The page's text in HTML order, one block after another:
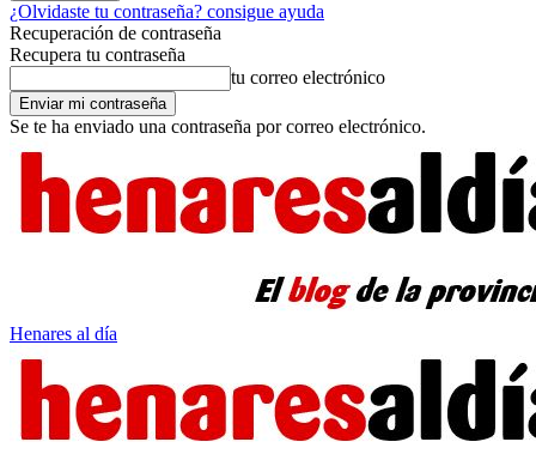
¿Olvidaste tu contraseña? consigue ayuda
Recuperación de contraseña
Recupera tu contraseña
tu correo electrónico
Se te ha enviado una contraseña por correo electrónico.
Henares al día